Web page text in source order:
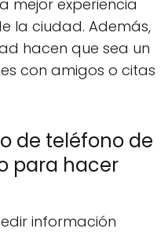
mejor experiencia
la ciudad. Además,
hacen que sea un
con amigos o citas
de teléfono de
para hacer
información